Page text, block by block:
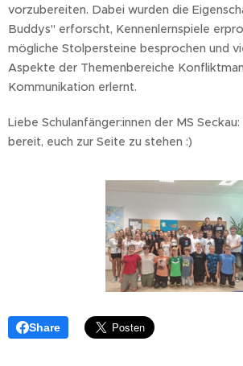
vorzubereiten. Dabei wurden die
Buddys" erforscht, Kennenlernspiele
mögliche Stolpersteine besprochen und
Aspekte der Themenbereiche
Kommunikation erlernt.
Liebe Schulanfänger:innen der MS
bereit, euch zur Seite zu stehen :)
Share